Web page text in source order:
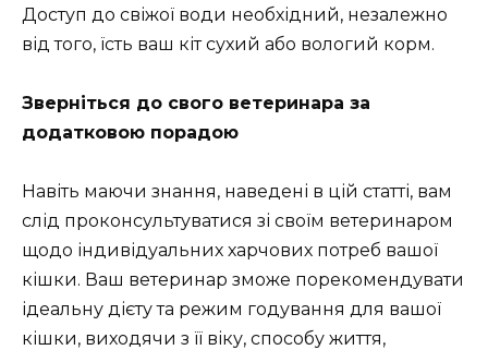
Доступ до свіжої води необхідний, незалежно
від того, їсть ваш кіт сухий або вологий корм.
Зверніться до свого ветеринара за
додатковою порадою
Навіть маючи знання, наведені в цій статті, вам
слід проконсультуватися зі своїм ветеринаром
щодо індивідуальних харчових потреб вашої
кішки. Ваш ветеринар зможе порекомендувати
ідеальну дієту та режим годування для вашої
кішки, виходячи з її віку, способу життя,